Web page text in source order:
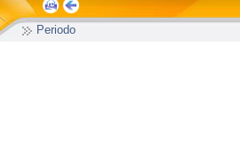
Periodo